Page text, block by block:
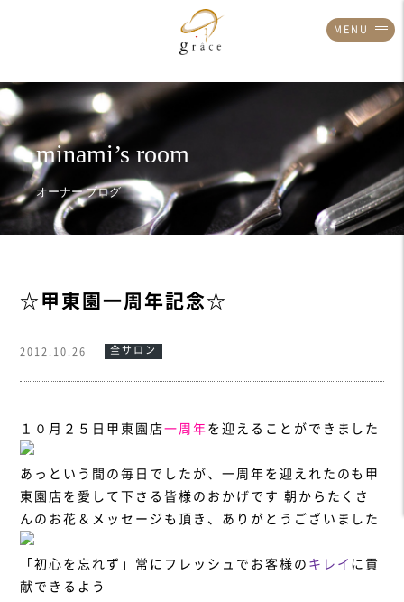
MENU
☆甲東園一周年記念☆
2012.10.26 全サロン
１０月２５日甲東園店一周年 を迎えることができました
あっという間の毎日でしたが、一周年を迎えれたのも甲
東園店を愛して下さる皆様のおかげです 朝からたくさ
んのお花＆メッセージも頂き、ありがとうございました
「初心を忘れず」常にフレッシュでお客様の キレイ に貢
献できるよう